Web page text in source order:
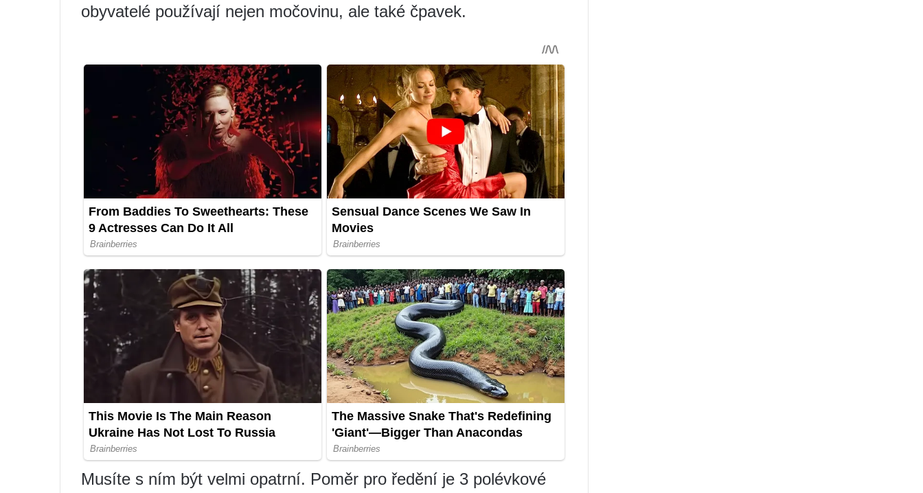
obyvatelé používají nejen močovinu, ale také čpavek.
Musíte s ním být velmi opatrní. Poměr pro ředění je 3 polévkové